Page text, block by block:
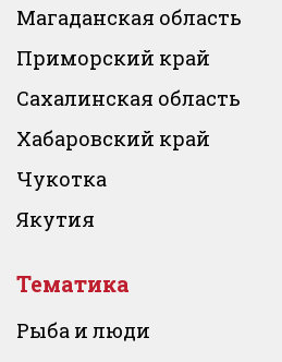
Магаданская область
Приморский край
Сахалинская область
Хабаровский край
Чукотка
Якутия
Тематика
Рыба и люди